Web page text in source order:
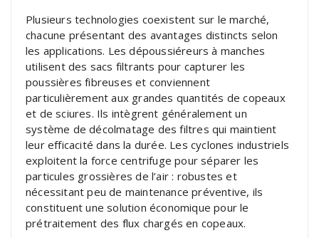
Plusieurs technologies coexistent sur le marché,
chacune présentant des avantages distincts selon
les applications. Les dépoussiéreurs à manches
utilisent des sacs filtrants pour capturer les
poussières fibreuses et conviennent
particulièrement aux grandes quantités de copeaux
et de sciures. Ils intègrent généralement un
système de décolmatage des filtres qui maintient
leur efficacité dans la durée. Les cyclones industriels
exploitent la force centrifuge pour séparer les
particules grossières de l’air : robustes et
nécessitant peu de maintenance préventive, ils
constituent une solution économique pour le
prétraitement des flux chargés en copeaux.